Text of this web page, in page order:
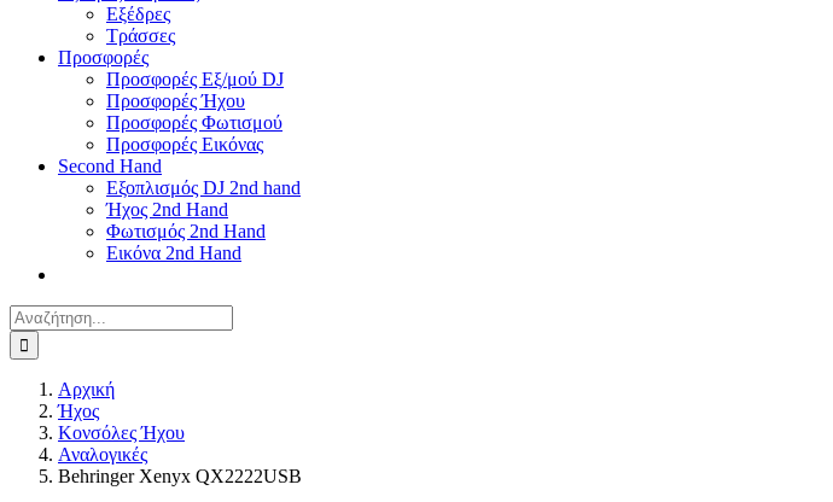
Εξέδρες
Τράσσες
Προσφορές
Προσφορές Εξ/μού DJ
Προσφορές Ήχου
Προσφορές Φωτισμού
Προσφορές Εικόνας
Second Hand
Εξοπλισμός DJ 2nd hand
Ήχος 2nd Hand
Φωτισμός 2nd Hand
Εικόνα 2nd Hand
Αναζήτηση
για:
Αρχική
Ήχος
Κονσόλες Ήχου
Αναλογικές
Behringer Xenyx QX2222USB